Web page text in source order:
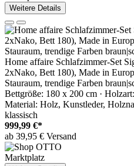
Weitere Details
Home affaire Schlafzimmer-Set
2xNako, Bett 180), Made in
Stauraum, trendige Farben
Bettgröße: 180 x 200 cm ·
Material: Holz, Kunstleder,
klassisch
999,99 €*
ab 39,95 € Versand
Marktplatz